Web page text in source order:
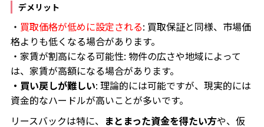
デメリット
・ 買取価格が低めに設定される: 買取保証と同様、市場価
格よりも低くなる場合があります。
・家賃が割高になる可能性: 物件の広さや地域によって
は、家賃が高額になる場合があります。
・買い戻しが難しい: 理論的には可能ですが、現実的には
資金的なハードルが高いことが多いです。
リースバックは特に、 まとまった資金を得たい方や、仮